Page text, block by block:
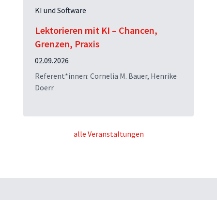
KI und Software
Lektorieren mit KI – Chancen,
Grenzen, Praxis
02.09.2026
Referent*innen: Cornelia M. Bauer, Henrike
Doerr
alle Veranstaltungen